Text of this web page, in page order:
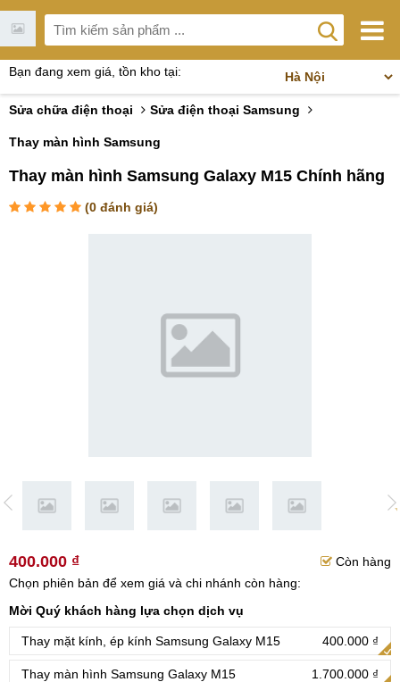
Bạn đang xem giá, tồn kho tại:
Sửa chữa điện thoại Sửa điện thoại Samsung
Thay màn hình Samsung
Thay màn hình Samsung Galaxy M15 Chính hãng
(0 đánh giá)
400.000 ₫
Còn hàng
Chọn phiên bản để xem giá và chi nhánh còn hàng:
Mời Quý khách hàng lựa chọn dịch vụ
Thay mặt kính, ép kính Samsung Galaxy M15 400.000 ₫
Thay màn hình Samsung Galaxy M15 1.700.000 ₫